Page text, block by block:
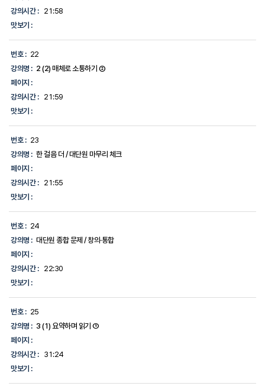
강의시간 :
21:58
맛보기 :
번호 : 22
강의명 : 2 (2) 매체로 소통하기 ②
페이지 :
강의시간 :
21:59
맛보기 :
번호 : 23
강의명 : 한 걸음 더 / 대단원 마무리 체크
페이지 :
강의시간 :
21:55
맛보기 :
번호 : 24
강의명 : 대단원 종합 문제 / 창의·통합
페이지 :
강의시간 :
22:30
맛보기 :
번호 : 25
강의명 : 3 (1) 요약하며 읽기 ①
페이지 :
강의시간 :
31:24
맛보기 :